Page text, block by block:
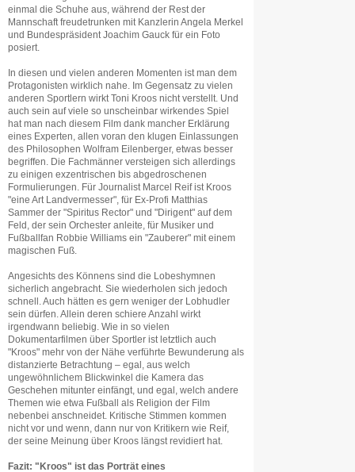
einmal die Schuhe aus, während der Rest der
Mannschaft freudetrunken mit Kanzlerin Angela Merkel
und Bundespräsident Joachim Gauck für ein Foto
posiert.
In diesen und vielen anderen Momenten ist man dem
Protagonisten wirklich nahe. Im Gegensatz zu vielen
anderen Sportlern wirkt Toni Kroos nicht verstellt. Und
auch sein auf viele so unscheinbar wirkendes Spiel
hat man nach diesem Film dank mancher Erklärung
eines Experten, allen voran den klugen Einlassungen
des Philosophen Wolfram Eilenberger, etwas besser
begriffen. Die Fachmänner versteigen sich allerdings
zu einigen exzentrischen bis abgedroschenen
Formulierungen. Für Journalist Marcel Reif ist Kroos
"eine Art Landvermesser", für Ex-Profi Matthias
Sammer der "Spiritus Rector" und "Dirigent" auf dem
Feld, der sein Orchester anleite, für Musiker und
Fußballfan Robbie Williams ein "Zauberer" mit einem
magischen Fuß.
Angesichts des Könnens sind die Lobeshymnen
sicherlich angebracht. Sie wiederholen sich jedoch
schnell. Auch hätten es gern weniger der Lobhudler
sein dürfen. Allein deren schiere Anzahl wirkt
irgendwann beliebig. Wie in so vielen
Dokumentarfilmen über Sportler ist letztlich auch
"Kroos" mehr von der Nähe verführte Bewunderung als
distanzierte Betrachtung – egal, aus welch
ungewöhnlichem Blickwinkel die Kamera das
Geschehen mitunter einfängt, und egal, welch andere
Themen wie etwa Fußball als Religion der Film
nebenbei anschneidet. Kritische Stimmen kommen
nicht vor und wenn, dann nur von Kritikern wie Reif,
der seine Meinung über Kroos längst revidiert hat.
Fazit: "Kroos" ist das Porträt eines